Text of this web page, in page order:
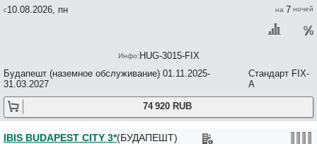
Budapest Royal Suites II 3*
BudapestApartments.HOLIDAY 3*
Budapestay Apartments 3*+
BudapestEasyFlat Oktogon Lux 3*
Budavar Pension 3*
BUDDHA-BAR 5*
Buddhapest Roof Apartment 4*
Budget Hotel Victoria 3*
Burg 3*
10.08.2026, пн
Будапешт (наземное обслуживание) 01.11.2025-
31.03.2027
Стандарт FIX-
A
7
74 920 RUB
HUG-3015-FIX
IBIS BUDAPEST CITY 3*(БУДАПЕШТ)